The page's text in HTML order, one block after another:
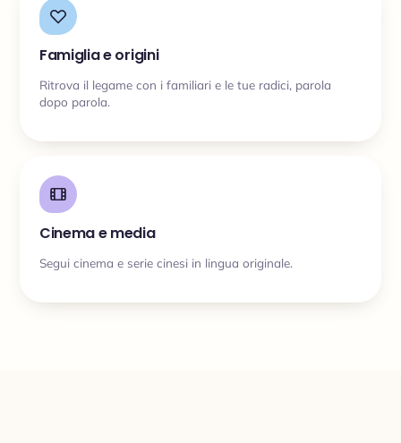
Famiglia e origini
Ritrova il legame con i familiari e le tue radici, parola
dopo parola.
Cinema e media
Segui cinema e serie cinesi in lingua originale.